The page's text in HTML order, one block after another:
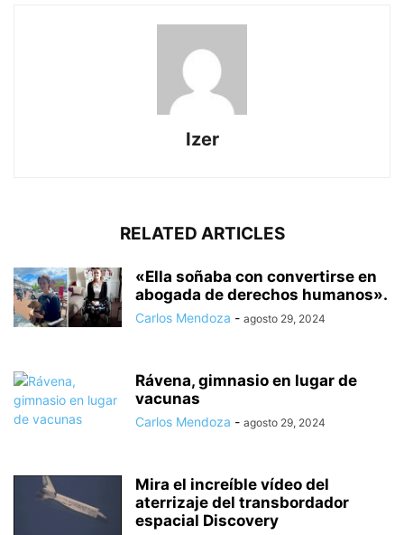
Izer
RELATED ARTICLES
«Ella soñaba con convertirse en
abogada de derechos humanos».
Carlos Mendoza - agosto 29, 2024
Rávena, gimnasio en lugar de
vacunas
Carlos Mendoza - agosto 29, 2024
Mira el increíble vídeo del
aterrizaje del transbordador
espacial Discovery